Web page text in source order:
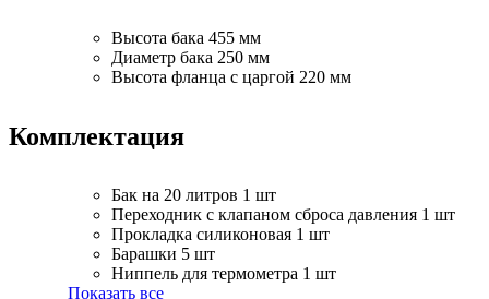
Высота бака 455 мм
Диаметр бака 250 мм
Высота фланца с царгой 220 мм
Комплектация
Бак на 20 литров 1 шт
Переходник с клапаном сброса давления 1 шт
Прокладка силиконовая 1 шт
Барашки 5 шт
Ниппель для термометра 1 шт
Показать все